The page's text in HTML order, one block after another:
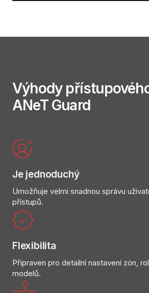
Výhody
ANeT Guard
Je jednoduchý
Umožňuje velmi snadnou správu
přístupů.
Flexibilita
Připraven pro detailní nastavení zón,
modelů.